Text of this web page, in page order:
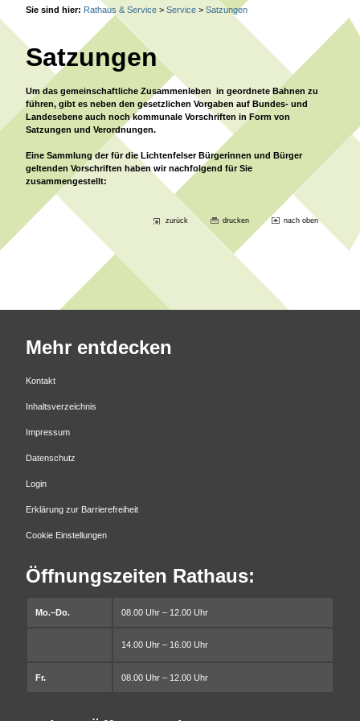
Sie sind hier: Rathaus & Service > Service > Satzungen
Satzungen
Um das gemeinschaftliche Zusammenleben in geordnete Bahnen zu
führen, gibt es neben den gesetzlichen Vorgaben auf Bundes- und
Landesebene auch noch kommunale Vorschriften in Form von
Satzungen und Verordnungen.
Eine Sammlung der für die Lichtenfelser Bürgerinnen und Bürger
geltenden Vorschriften haben wir nachfolgend für Sie
zusammengestellt:
zurück drucken nach oben
Mehr entdecken
Kontakt
Inhaltsverzeichnis
Impressum
Datenschutz
Login
Erklärung zur Barrierefreiheit
Cookie Einstellungen
Öffnungszeiten Rathaus:
Mo.–Do. 08.00 Uhr – 12.00 Uhr
14.00 Uhr – 16.00 Uhr
Fr. 08.00 Uhr – 12.00 Uhr